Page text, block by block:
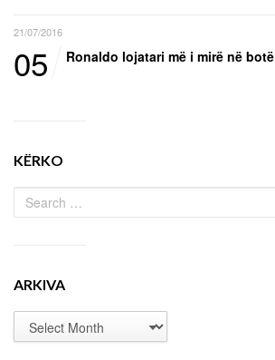
21/07/2016
05 Ronaldo lojatari më i mirë në botë
KËRKO
ARKIVA